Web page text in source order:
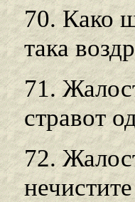
70. Како
така
71.
стравот
72.